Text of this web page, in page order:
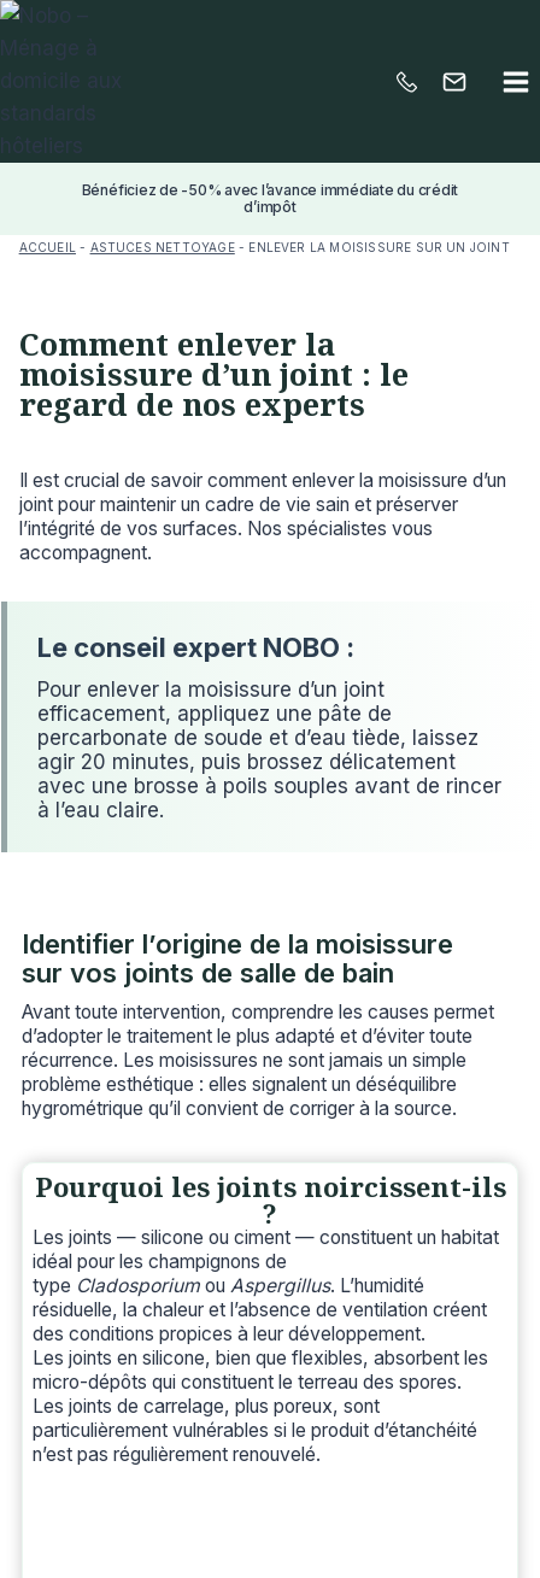
Aller
Bénéficiez de -50% avec l’avance immédiate du crédit
d’impôt
ACCUEIL - ASTUCES NETTOYAGE- ENLEVER LA MOISISSURE SUR UN JOINT
Comment enlever la
moisissure d’un joint : le
regard de nos experts
Il est crucial de savoir comment enlever la moisissure d’un
joint pour maintenir un cadre de vie sain et préserver
l’intégrité de vos surfaces. Nos spécialistes vous
accompagnent.
Pour enlever la moisissure d’un joint
efficacement, appliquez une pâte de
percarbonate de soude et d’eau tiède, laissez
agir 20 minutes, puis brossez délicatement
avec une brosse à poils souples avant de rincer
à l’eau claire.
Identifier l’origine de la moisissure
sur vos joints de salle de bain
Avant toute intervention, comprendre les causes permet
d’adopter le traitement le plus adapté et d’éviter toute
récurrence. Les moisissures ne sont jamais un simple
problème esthétique : elles signalent un déséquilibre
hygrométrique qu’il convient de corriger à la source.
Pourquoi les joints noircissent-ils
?
Les joints — silicone ou ciment — constituent un habitat
idéal pour les champignons de
type Cladosporium ouAspergillus. L’humidité
résiduelle, la chaleur et l’absence de ventilation créent
des conditions propices à leur développement.
Les joints en silicone, bien que flexibles, absorbent les
micro-dépôts qui constituent le terreau des spores.
Les joints de carrelage, plus poreux, sont
particulièrement vulnérables si le produit d’étanchéité
n’est pas régulièrement renouvelé.